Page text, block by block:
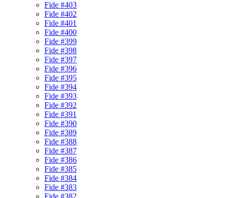
Fide #403
Fide #402
Fide #401
Fide #400
Fide #399
Fide #398
Fide #397
Fide #396
Fide #395
Fide #394
Fide #393
Fide #392
Fide #391
Fide #390
Fide #389
Fide #388
Fide #387
Fide #386
Fide #385
Fide #384
Fide #383
Fide #382